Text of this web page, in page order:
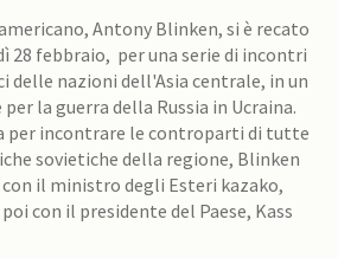
Antony Blinken, si è recato
28 febbraio, per una serie di incontri
nazioni dell'Asia centrale, in un
la guerra della Russia in Ucraina.
per incontrare le controparti di tutte
sovietiche della regione, Blinken
il ministro degli Esteri kazako,
con il presidente del Paese, Kass